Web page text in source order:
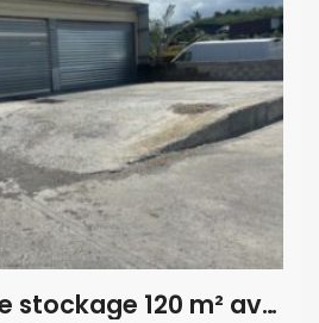
À louer local de stockage 120 m² avec grand parking situé à Saint-Pierre île de la Réunion